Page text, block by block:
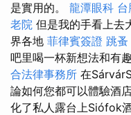
是實用的。 龍潭眼科 台
老院 但是我的手看上去
界各地 菲律賓簽證 跳蚤
吧里喝一杯新想法和有
合法律事務所 在
論如何您都可以體驗酒
化了私人露台上Siófok